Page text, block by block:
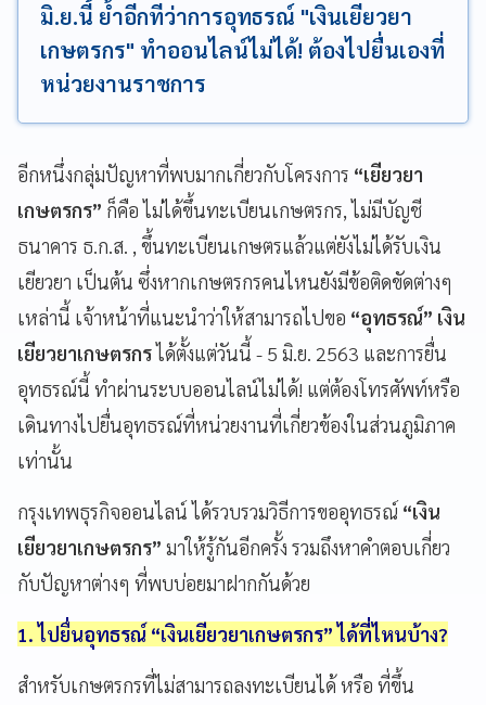
มิ.ย.นี้ ย้ำอีกทีว่าการอุทธรณ์ "เงินเยียวยา
เกษตรกร" ทำออนไลน์ไม่ได้! ต้องไปยื่นเองที่
หน่วยงานราชการ
อีกหนึ่งกลุ่มปัญหาที่พบมากเกี่ยวกับโครงการ “เยียวยา
เกษตรกร” ก็คือ ไม่ได้ขึ้นทะเบียนเกษตรกร, ไม่มีบัญชี
ธนาคาร ธ.ก.ส. , ขึ้นทะเบียนเกษตรแล้วแต่ยังไม่ได้รับเงิน
เยียวยา เป็นต้น ซึ่งหากเกษตรกรคนไหนยังมีข้อติดขัดต่างๆ
เหล่านี้ เจ้าหน้าที่แนะนำว่าให้สามารถไปขอ “อุทธรณ์” เงิน
เยียวยาเกษตรกรได้ตั้งแต่วันนี้ - 5 มิ.ย. 2563 และการยื่น
อุทธรณ์นี้ ทำผ่านระบบออนไลน์ไม่ได้! แต่ต้องโทรศัพท์หรือ
เดินทางไปยื่นอุทธรณ์ที่หน่วยงานที่เกี่ยวข้องในส่วนภูมิภาค
เท่านั้น
กรุงเทพธุรกิจออนไลน์ ได้รวบรวมวิธีการขออุทธรณ์ “เงิน
เยียวยาเกษตรกร” มาให้รู้กันอีกครั้ง รวมถึงหาคำตอบเกี่ยว
กับปัญหาต่างๆ ที่พบบ่อยมาฝากกันด้วย
1. ไปยื่นอุทธรณ์ “เงินเยียวยาเกษตรกร” ได้ที่ไหนบ้าง?
สำหรับเกษตรกรที่ไม่สามารถลงทะเบียนได้ หรือ ที่ขึ้น